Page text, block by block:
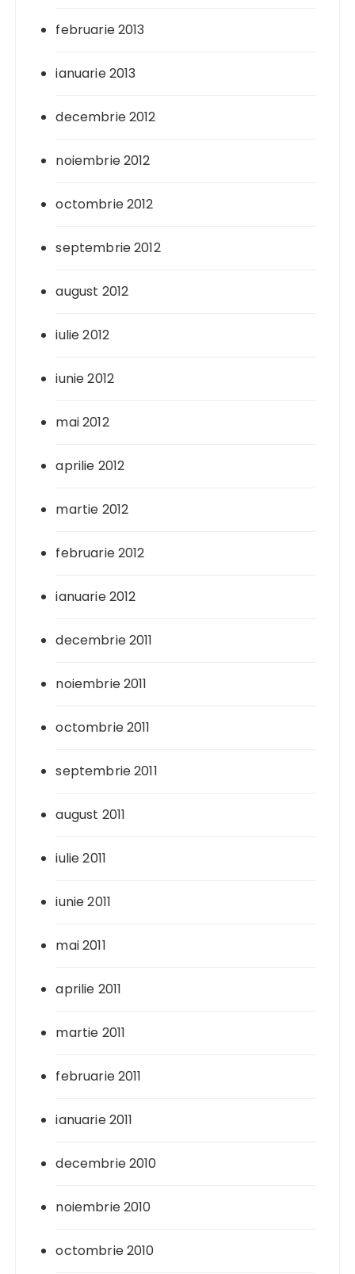
februarie 2013
ianuarie 2013
decembrie 2012
noiembrie 2012
octombrie 2012
septembrie 2012
august 2012
iulie 2012
iunie 2012
mai 2012
aprilie 2012
martie 2012
februarie 2012
ianuarie 2012
decembrie 2011
noiembrie 2011
octombrie 2011
septembrie 2011
august 2011
iulie 2011
iunie 2011
mai 2011
aprilie 2011
martie 2011
februarie 2011
ianuarie 2011
decembrie 2010
noiembrie 2010
octombrie 2010